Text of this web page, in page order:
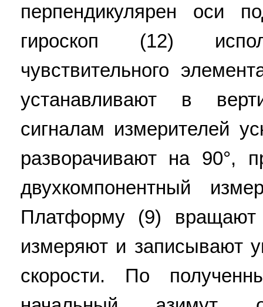
перпендикулярен оси
гироскоп (12)
чувствительного
устанавливают в
сигналам измерителей
разворачивают на 90°,
двухкомпонентный
Платформу (9) вращают
измеряют и записывают
скорости. По